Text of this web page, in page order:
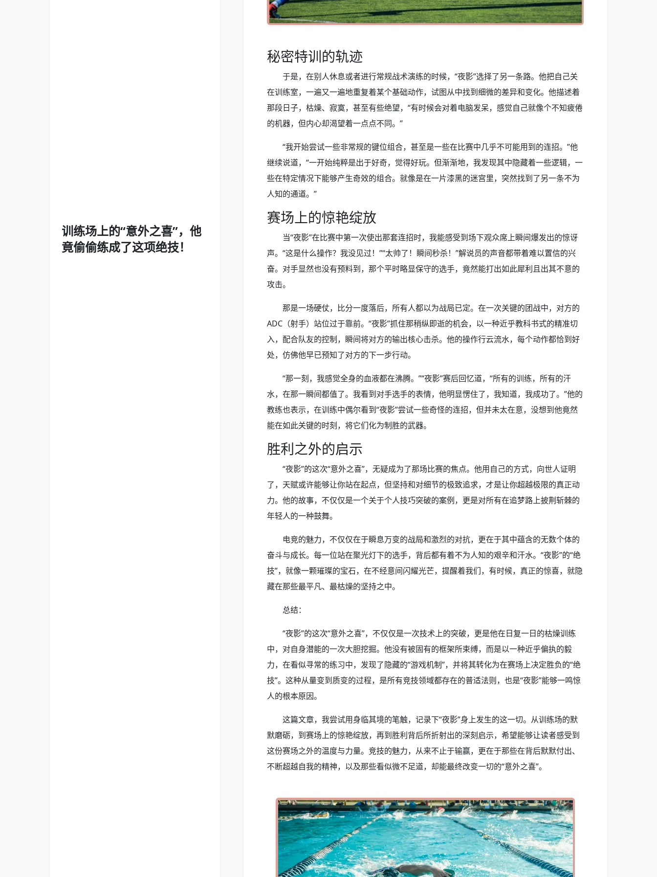
训练场上的“意外之喜”，他
竟偷偷练成了这项绝技！
秘密特训的轨迹
于是，在别人休息或者进行常规战术演练的时候，“夜影”选择了另一条路。他把自己关
在训练室，一遍又一遍地重复着某个基础动作，试图从中找到细微的差异和变化。他描述着
那段日子，枯燥、寂寞，甚至有些绝望，“有时候会对着电脑发呆，感觉自己就像个不知疲倦
的机器，但内心却渴望着一点点不同。”
“我开始尝试一些非常规的键位组合，甚至是一些在比赛中几乎不可能用到的连招。”他
继续说道，“一开始纯粹是出于好奇，觉得好玩。但渐渐地，我发现其中隐藏着一些逻辑，一
些在特定情况下能够产生奇效的组合。就像是在一片漆黑的迷宫里，突然找到了另一条不为
人知的通道。”
赛场上的惊艳绽放
当“夜影”在比赛中第一次使出那套连招时，我能感受到场下观众席上瞬间爆发出的惊讶
声。“这是什么操作？我没见过！”“太帅了！瞬间秒杀！”解说员的声音都带着难以置信的兴
奋。对手显然也没有预料到，那个平时略显保守的选手，竟然能打出如此犀利且出其不意的
攻击。
那是一场硬仗，比分一度落后，所有人都以为战局已定。在一次关键的团战中，对方的
ADC（射手）站位过于靠前。“夜影”抓住那稍纵即逝的机会，以一种近乎教科书式的精准切
入，配合队友的控制，瞬间将对方的输出核心击杀。他的操作行云流水，每个动作都恰到好
处，仿佛他早已预知了对方的下一步行动。
“那一刻，我感觉全身的血液都在沸腾。”“夜影”赛后回忆道，“所有的训练，所有的汗
水，在那一瞬间都值了。我看到对手选手的表情，他明显愣住了，我知道，我成功了。”他的
教练也表示，在训练中偶尔看到“夜影”尝试一些奇怪的连招，但并未太在意，没想到他竟然
能在如此关键的时刻，将它们化为制胜的武器。
胜利之外的启示
“夜影”的这次“意外之喜”，无疑成为了那场比赛的焦点。他用自己的方式，向世人证明
了，天赋或许能够让你站在起点，但坚持和对细节的极致追求，才是让你超越极限的真正动
力。他的故事，不仅仅是一个关于个人技巧突破的案例，更是对所有在追梦路上披荆斩棘的
年轻人的一种鼓舞。
电竞的魅力，不仅仅在于瞬息万变的战局和激烈的对抗，更在于其中蕴含的无数个体的
奋斗与成长。每一位站在聚光灯下的选手，背后都有着不为人知的艰辛和汗水。“夜影”的“绝
技”，就像一颗璀璨的宝石，在不经意间闪耀光芒，提醒着我们，有时候，真正的惊喜，就隐
藏在那些最平凡、最枯燥的坚持之中。
总结：
“夜影”的这次“意外之喜”，不仅仅是一次技术上的突破，更是他在日复一日的枯燥训练
中，对自身潜能的一次大胆挖掘。他没有被固有的框架所束缚，而是以一种近乎偏执的毅
力，在看似寻常的练习中，发现了隐藏的“游戏机制”，并将其转化为在赛场上决定胜负的“绝
技”。这种从量变到质变的过程，是所有竞技领域都存在的普适法则，也是“夜影”能够一鸣惊
人的根本原因。
这篇文章，我尝试用身临其境的笔触，记录下“夜影”身上发生的这一切。从训练场的默
默磨砺，到赛场上的惊艳绽放，再到胜利背后所折射出的深刻启示，希望能够让读者感受到
这份赛场之外的温度与力量。竞技的魅力，从来不止于输赢，更在于那些在背后默默付出、
不断超越自我的精神，以及那些看似微不足道，却能最终改变一切的“意外之喜”。